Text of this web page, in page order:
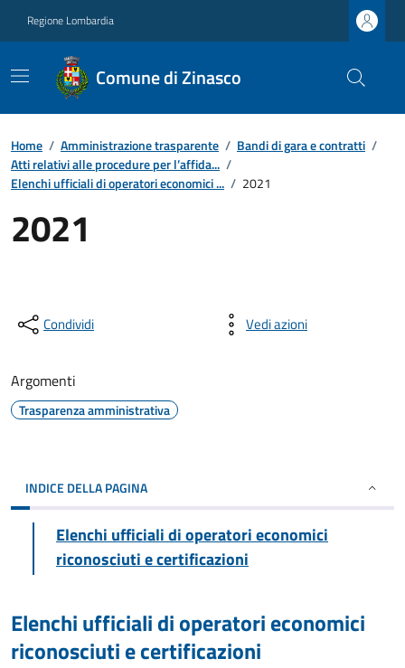
Regione Lombardia
Comune di Zinasco
Home / Amministrazione trasparente / Bandi di gara e contratti /
Atti relativi alle procedure per l’affida... /
Elenchi ufficiali di operatori economici ... / 2021
2021
Condividi Vedi azioni
Argomenti
Trasparenza amministrativa
INDICE DELLA PAGINA
Elenchi ufficiali di operatori economici
riconosciuti e certificazioni
Elenchi ufficiali di operatori economici
riconosciuti e certificazioni